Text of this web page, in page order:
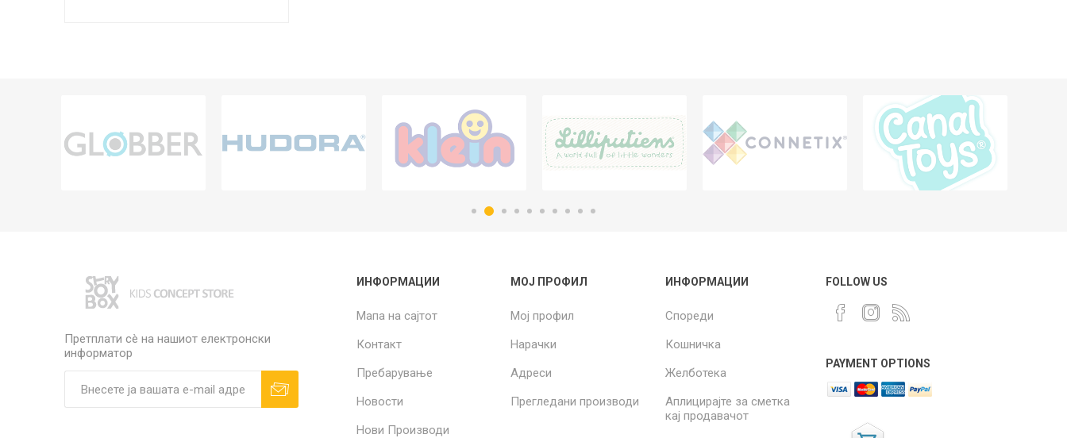
Претплати сè на нашиот електронски
информатор
ИНФОРМАЦИИ
Мапа на сајтот
Контакт
Пребарување
Новости
Нови Производи
МОЈ ПРОФИЛ
Мој профил
Нарачки
Адреси
Прегледани производи
ИНФОРМАЦИИ
Спореди
Кошничка
Желботека
Аплицирајте за сметка
кај продавачот
FOLLOW US
PAYMENT OPTIONS